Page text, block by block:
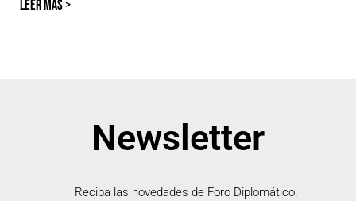
LEER MÁS >
Newsletter
Reciba las novedades de Foro Diplomático.